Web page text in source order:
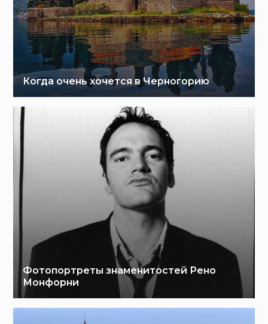
Когда очень хочется в Черногорию
Фотопортреты знаменитостей Рено
Монфорни